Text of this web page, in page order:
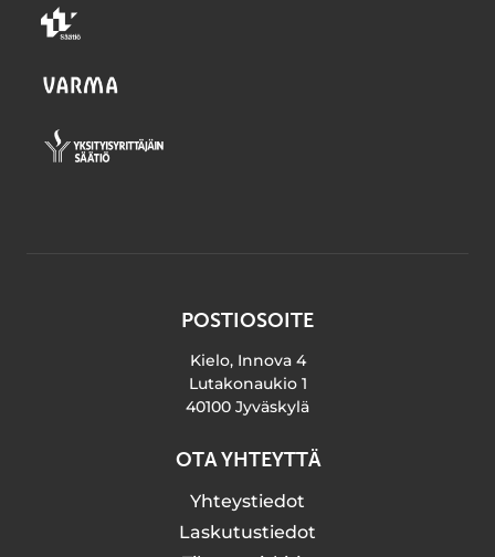
POSTIOSOITE
Kielo, Innova 4
Lutakonaukio 1
40100 Jyväskylä
OTA YHTEYTTÄ
Yhteystiedot
Laskutustiedot